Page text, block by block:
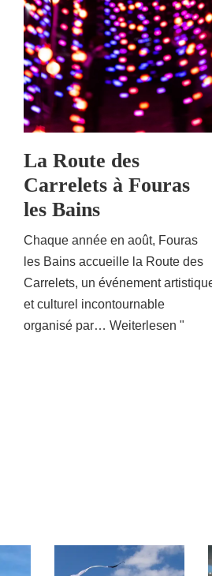
La Route des
Carrelets à Fouras
les Bains
Chaque année en août, Fouras
les Bains accueille la Route des
Carrelets, un événement
et culturel incontournable
organisé par… Weiterlesen "